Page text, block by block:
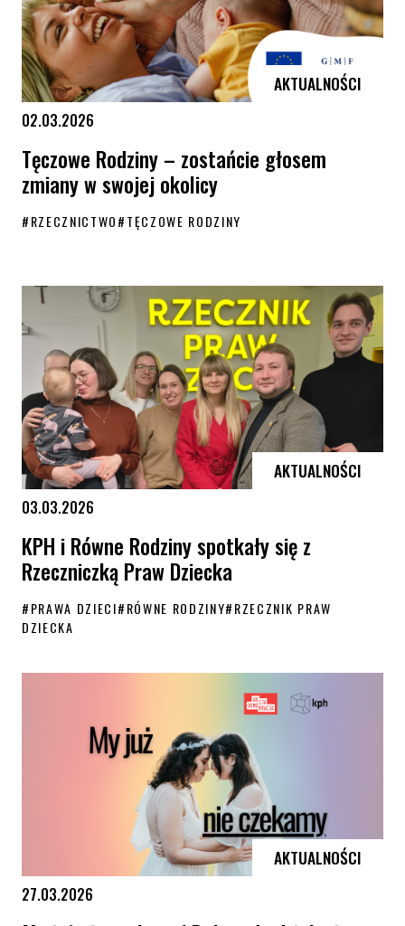
AKTUALNOŚCI
02.03.2026
Tęczowe Rodziny – zostańcie głosem
zmiany w swojej okolicy
#RZECZNICTWO#TĘCZOWE RODZINY
AKTUALNOŚCI
03.03.2026
KPH i Równe Rodziny spotkały się z
Rzeczniczką Praw Dziecka
#PRAWA DZIECI#RÓWNE RODZINY#RZECZNIK PRAW
DZIECKA
AKTUALNOŚCI
27.03.2026